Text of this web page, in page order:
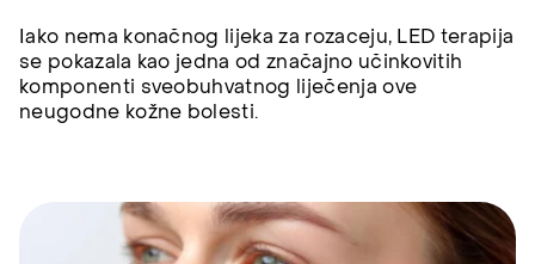
Iako nema konačnog lijeka za rozaceju, LED terapija
se pokazala kao jedna od značajno učinkovitih
komponenti sveobuhvatnog liječenja ove
neugodne kožne bolesti.